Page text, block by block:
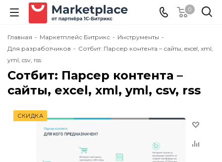
0
Главная - Маркетплейс Битрикс - Инструменты -
Для разработчиков - Сотбит: Парсер контента – сайты, excel, xml,
yml, csv, rss
Сотбит: Парсер контента –
сайты, excel, xml, yml, csv, rss
СКИДКА